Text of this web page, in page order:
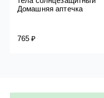
Домашняя аптечка
765 ₽